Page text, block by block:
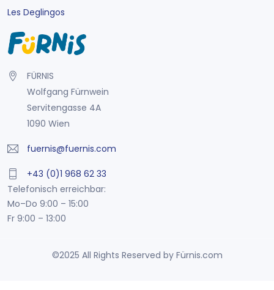
Les Deglingos
FÜRNIS
Wolfgang Fürnwein
Servitengasse 4A
1090 Wien
fuernis@fuernis.com
+43 (0)1 968 62 33
Telefonisch erreichbar:
Mo–Do 9:00 – 15:00
Fr 9:00 – 13:00
©2025 All Rights Reserved by Fürnis.com